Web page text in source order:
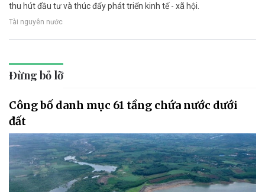
thu hút đầu tư và thúc đẩy phát triển kinh tế - xã hội.
Tài nguyên nước
Đừng bỏ lỡ
Công bố danh mục 61 tầng chứa nước dưới
đất